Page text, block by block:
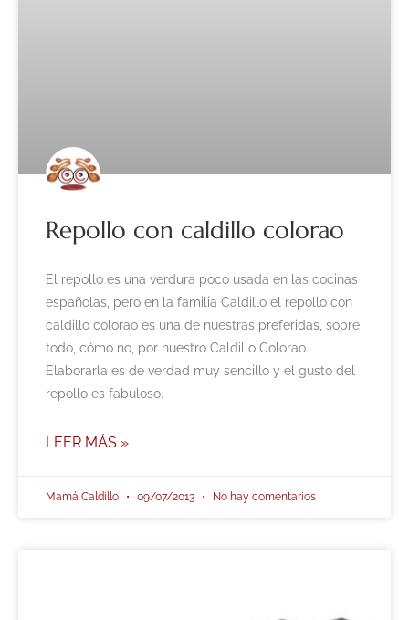
Repollo con caldillo colorao
El repollo es una verdura poco usada en las cocinas
españolas, pero en la familia Caldillo el repollo con
caldillo colorao es una de nuestras preferidas, sobre
todo, cómo no, por nuestro Caldillo Colorao.
Elaborarla es de verdad muy sencillo y el gusto del
repollo es fabuloso.
LEER MÁS »
Mamá Caldillo 09/07/2013 No hay comentarios